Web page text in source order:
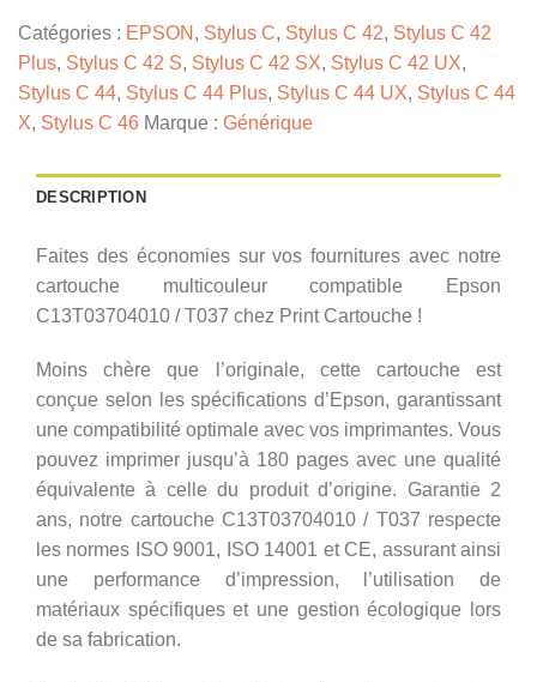
Epson
-
multicouleur
Catégories : EPSON , Stylus C, Stylus C 42, Stylus C 42
Plus, Stylus C 42 S, Stylus C 42 SX, Stylus C 42 UX,
Stylus C 44, Stylus C 44 Plus, Stylus C 44 UX, Stylus C 44
X, Stylus C 46 Marque : Générique
DESCRIPTION
Faites des économies sur vos fournitures avec notre
cartouche multicouleur compatible Epson
C13T03704010 / T037 chez Print Cartouche !
Moins chère que l’originale, cette cartouche est
conçue selon les spécifications d’Epson, garantissant
une compatibilité optimale avec vos imprimantes. Vous
pouvez imprimer jusqu’à 180 pages avec une qualité
équivalente à celle du produit d’origine. Garantie 2
ans, notre cartouche C13T03704010 / T037 respecte
les normes ISO 9001, ISO 14001 et CE, assurant ainsi
une performance d’impression, l’utilisation de
matériaux spécifiques et une gestion écologique lors
de sa fabrication.